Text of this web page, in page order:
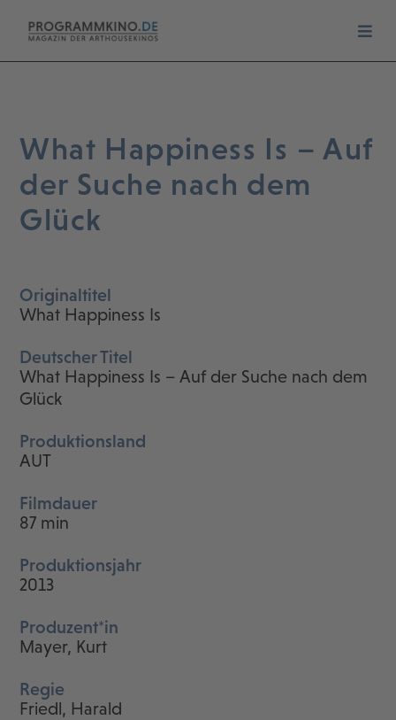
What Happiness Is – Auf
der Suche nach dem
Glück
Originaltitel
What Happiness Is
Deutscher Titel
What Happiness Is – Auf der Suche nach dem
Glück
Produktionsland
AUT
Filmdauer
87 min
Produktionsjahr
2013
Produzent*in
Mayer, Kurt
Regie
Friedl, Harald